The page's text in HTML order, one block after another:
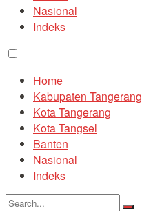
Nasional
Indeks
Home
Kabupaten Tangerang
Kota Tangerang
Kota Tangsel
Banten
Nasional
Indeks